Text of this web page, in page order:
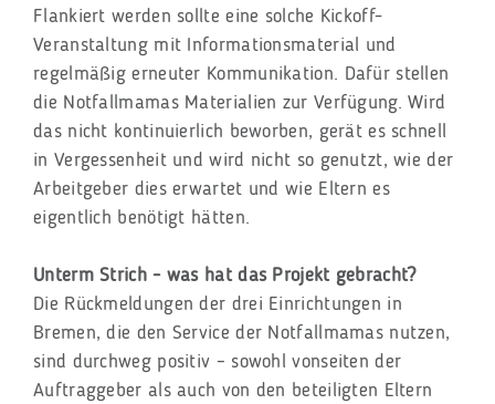
Flankiert werden sollte eine solche Kickoff-
Veranstaltung mit Informationsmaterial und
regelmäßig erneuter Kommunikation. Dafür stellen
die Notfallmamas Materialien zur Verfügung. Wird
das nicht kontinuierlich beworben, gerät es schnell
in Vergessenheit und wird nicht so genutzt, wie der
Arbeitgeber dies erwartet und wie Eltern es
eigentlich benötigt hätten.
Unterm Strich - was hat das Projekt gebracht?
Die Rückmeldungen der drei Einrichtungen in
Bremen, die den Service der Notfallmamas nutzen,
sind durchweg positiv – sowohl vonseiten der
Auftraggeber als auch von den beteiligten Eltern